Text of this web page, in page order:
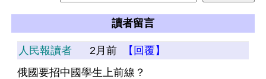
讀者留言
人民報讀者 2月前
【回覆】
俄國要招中國學生上前線？